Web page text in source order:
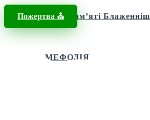
Фонд пам’яті
МЕФОДІЯ
Пожертва ⛪️